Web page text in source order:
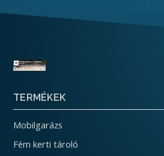
TERMÉKEK
Mobilgarázs
Fém kerti tároló